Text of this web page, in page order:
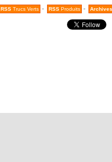
RSS Trucs Verts - RSS Produits - Archives